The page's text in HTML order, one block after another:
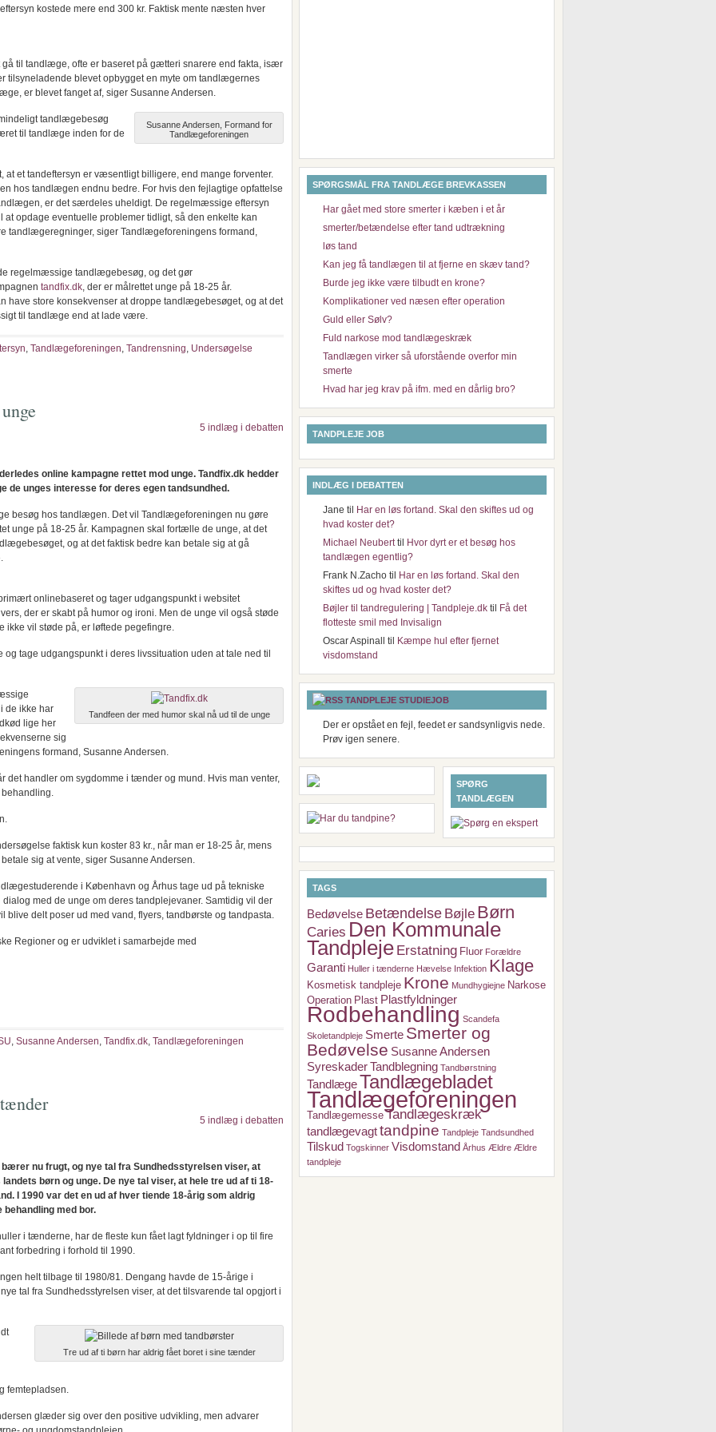
kostede mere end 300 kr. Faktisk mente næsten hver
gå til tandlæge, ofte er baseret på gætteri snarere end fakta, især
tilsyneladende blevet opbygget en myte om tandlægernes
er blevet fanget af, siger Susanne Andersen.
Susanne Andersen, Formand for
Tandlægeforeningen
tandlægebesøg
til tandlæge inden for de
et tandeftersyn er væsentligt billigere, end mange forventer.
hos tandlægen endnu bedre. For hvis den fejlagtige opfattelse
er det særdeles uheldigt. De regelmæssige eftersyn
opdage eventuelle problemer tidligt, så den enkelte kan
tandlægeregninger, siger Tandlægeforeningens formand,
regelmæssige tandlægebesøg, og det gør
tandfix.dk, der er målrettet unge på 18-25 år.
have store konsekvenser at droppe tandlægebesøget, og at det
til tandlæge end at lade være.
, Tandlægeforeningen, Tandrensning, Undersøgelse
5 indlæg i debatten
online kampagne rettet mod unge. Tandfix.dk hedder
de unges interesse for deres egen tandsundhed.
besøg hos tandlægen. Det vil Tandlægeforeningen nu gøre
unge på 18-25 år. Kampagnen skal fortælle de unge, at det
og at det faktisk bedre kan betale sig at gå
onlinebaseret og tager udgangspunkt i websitet
der er skabt på humor og ironi. Men de unge vil også støde
ikke vil støde på, er løftede pegefingre.
tage udgangspunkt i deres livssituation uden at tale ned til
Tandfeen der med humor skal nå ud til de unge
de ikke har
lige her
sig
formand, Susanne Andersen.
det handler om sygdomme i tænder og mund. Hvis man venter,
faktisk kun koster 83 kr., når man er 18-25 år, mens
sig at vente, siger Susanne Andersen.
i København og Århus tage ud på tekniske
med de unge om deres tandplejevaner. Samtidig vil der
delt poser ud med vand, flyers, tandbørste og tandpasta.
Regioner og er udviklet i samarbejde med
, Susanne Andersen, Tandfix.dk, Tandlægeforeningen
5 indlæg i debatten
nu frugt, og nye tal fra Sundhedsstyrelsen viser, at
børn og unge. De nye tal viser, at hele tre ud af ti 18-
I 1990 var det en ud af hver tiende 18-årig som aldrig
med bor.
i tænderne, har de fleste kun fået lagt fyldninger i op til fire
forbedring i forhold til 1990.
helt tilbage til 1980/81. Dengang havde de 15-årige i
tal fra Sundhedsstyrelsen viser, at det tilsvarende tal opgjort i
Tre ud af ti børn har aldrig fået boret i sine tænder
femtepladsen.
glæder sig over den positive udvikling, men advarer
SPØRGSMÅL FRA TANDLÆGE BREVKASSEN
Har gået med store smerter i kæben i et år
smerter/betændelse efter tand udtrækning
løs tand
Kan jeg få tandlægen til at fjerne en skæv tand?
Burde jeg ikke være tilbudt en krone?
Komplikationer ved næsen efter operation
Guld eller Sølv?
Fuld narkose mod tandlægeskræk
Tandlægen virker så uforstående overfor min
smerte
Hvad har jeg krav på ifm. med en dårlig bro?
TANDPLEJE JOB
INDLÆG I DEBATTEN
Jane til
Har en løs fortand. Skal den skiftes ud og
hvad koster det?
Michael Neuberttil
Hvor dyrt er et besøg hos
tandlægen egentlig?
Frank N.Zacho til
Har en løs fortand. Skal den
skiftes ud og hvad koster det?
Bøjler til tandregulering | Tandpleje.dk til
Få det
flotteste smil med Invisalign
Oscar Aspinall
til
Kæmpe hul efter fjernet
visdomstand
TANDPLEJE STUDIEJOB
Der er opstået en fejl, feedet er sandsynligvis nede.
Prøv igen senere.
SPØRG
TANDLÆGEN
TAGS
Bedøvelse Betændelse Bøjle Børn
Caries Den Kommunale
Tandpleje Erstatning Fluor Forældre
Garanti Huller i tænderne Hævelse Infektion Klage
Kosmetisk tandpleje Krone Mundhygiejne Narkose
Operation Plast Plastfyldninger
Rodbehandling Scandefa
Skoletandpleje Smerte Smerter og
Bedøvelse Susanne Andersen
SyreskaderTandblegning Tandbørstning
TandlægeTandlægebladet
Tandlægeforeningen
Tandlægemesse Tandlægeskræk
tandlægevagttandpine Tandpleje Tandsundhed
Tilskud Togskinner Visdomstand Århus Ældre Ældre
tandpleje